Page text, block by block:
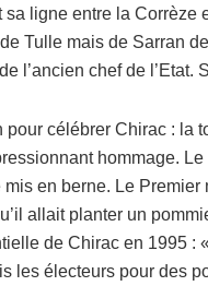
ligne entre la Corrèze
Tulle mais de Sarran
l’ancien chef de l’Etat.
pour célébrer Chirac : la
hommage.
en berne. Le
allait planter un
de Chirac en 1995 :
les électeurs pour des